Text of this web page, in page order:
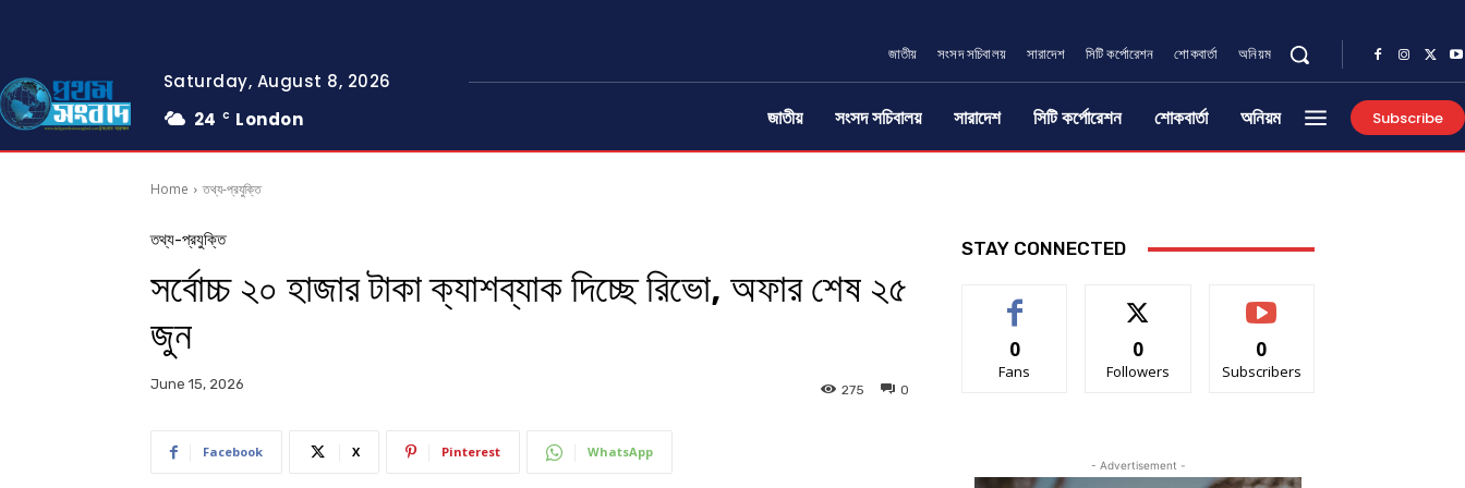
Saturday, August 8, 2026
24
C London
জাতীয় সংসদ সচিবালয় সারাদেশ সিটি কর্পোরেশন শোকবার্তা অনিয়ম
জাতীয় সংসদ সচিবালয় সারাদেশ সিটি কর্পোরেশন শোকবার্তা অনিয়ম Subscribe
Home তথ্য-প্রযুক্তি
তথ্য-প্রযুক্তি
সর্বোচ্চ ২০ হাজার টাকা ক্যাশব্যাক দিচ্ছে রিভো, অফার শেষ ২৫
জুন
June 15, 2026 0
275
Facebook X Pinterest WhatsApp
STAY CONNECTED
0
Fans
0
Followers
0
Subscribers
- Advertisement -